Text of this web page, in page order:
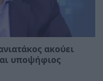
ακούει
υποψήφιος